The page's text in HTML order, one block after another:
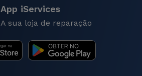
App iServices
A sua loja de reparação